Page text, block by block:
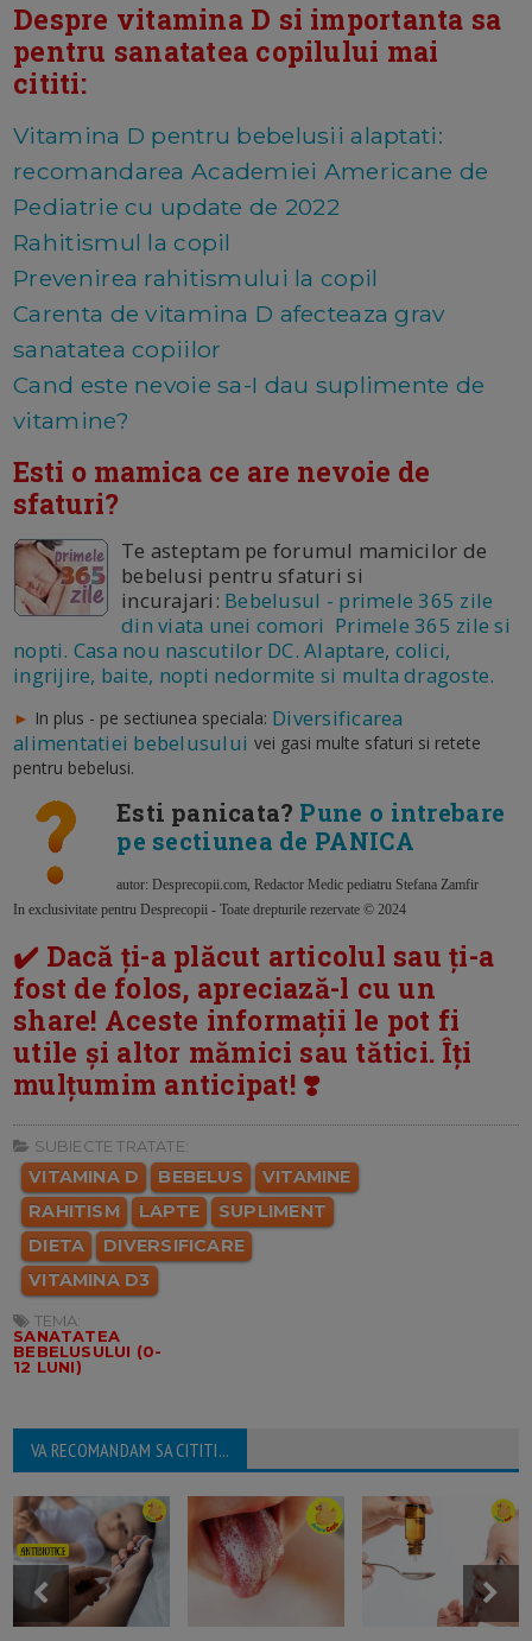
Despre vitamina D si importanta sa
pentru sanatatea copilului mai
cititi:
Vitamina D pentru bebelusii alaptati:
recomandarea Academiei Americane de
Pediatrie cu update de 2022
Rahitismul la copil
Prevenirea rahitismului la copil
Carenta de vitamina D afecteaza grav
sanatatea copiilor
Cand este nevoie sa-I dau suplimente de
vitamine?
Esti o mamica ce are nevoie de
sfaturi?
Te asteptam pe forumul mamicilor de
bebelusi pentru sfaturi si
incurajari: Bebelusul - primele 365 zile
din viata unei comori Primele 365 zile si
nopti. Casa nou nascutilor DC. Alaptare, colici,
ingrijire, baite, nopti nedormite si multa dragoste.
► In plus - pe sectiunea speciala: Diversificarea
alimentatiei bebelusului vei gasi multe sfaturi si retete
pentru bebelusi.
Esti panicata? Pune o intrebare
pe sectiunea de PANICA
autor: Desprecopii.com, Redactor Medic pediatru Stefana Zamfir
In exclusivitate pentru Desprecopii - Toate drepturile rezervate © 2024
✔️ Dacă ți-a plăcut articolul sau ți-a
fost de folos, apreciază-l cu un
share! Aceste informații le pot fi
utile și altor mămici sau tătici. Îți
mulțumim anticipat! ❣️
SUBIECTE TRATATE:
VITAMINA D BEBELUS
VITAMINE
RAHITISM
LAPTE
SUPLIMENT
DIETA
DIVERSIFICARE
VITAMINA D3
TEMA:
SANATATEA
BEBELUSULUI (0-
12 LUNI)
VA RECOMANDAM SA CITITI...